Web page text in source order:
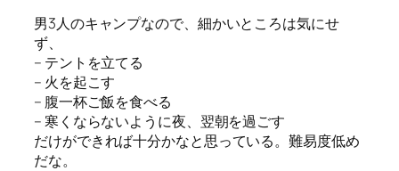
男3人のキャンプなので、細かいところは気にせ
ず、
– テントを立てる
– 火を起こす
– 腹一杯ご飯を食べる
– 寒くならないように夜、翌朝を過ごす
だけができれば十分かなと思っている。難易度低め
だな。